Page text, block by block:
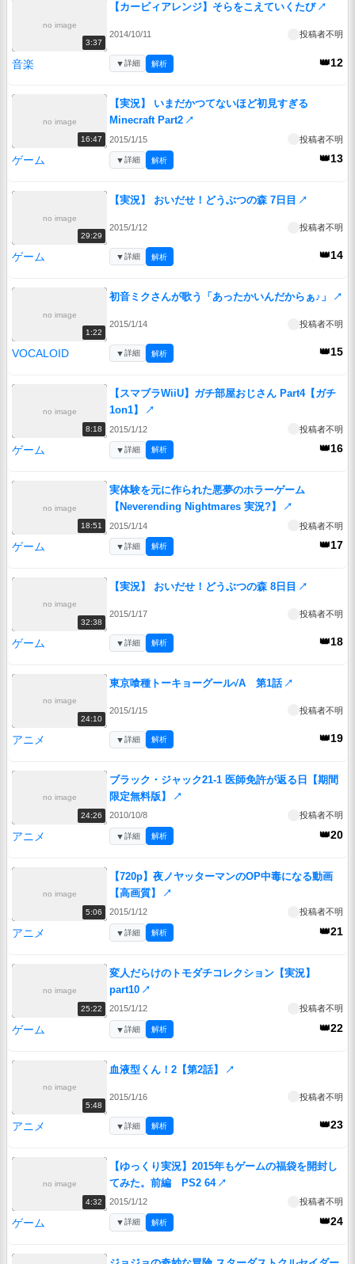
no image
3:37
【カービィアレンジ】そらをこえていくたび ↗
2014/10/11 投稿者不明
音楽 👑12
▼詳細 解析
no image
16:47
【実況】 いまだかつてないほど初見すぎる
Minecraft Part2 ↗
2015/1/15 投稿者不明
ゲーム 👑13
▼詳細 解析
no image
29:29
【実況】 おいだせ！どうぶつの森 7日目 ↗
2015/1/12 投稿者不明
ゲーム 👑14
▼詳細 解析
no image
1:22
初音ミクさんが歌う「あったかいんだからぁ♪」 ↗
2015/1/14 投稿者不明
VOCALOID 👑15
▼詳細 解析
no image
8:18
【スマブラWiiU】ガチ部屋おじさん Part4【ガチ
1on1】
↗
2015/1/12 投稿者不明
ゲーム 👑16
▼詳細 解析
no image
18:51
実体験を元に作られた悪夢のホラーゲーム
【Neverending Nightmares 実況?】
↗
2015/1/14 投稿者不明
ゲーム 👑17
▼詳細 解析
no image
32:38
【実況】 おいだせ！どうぶつの森 8日目 ↗
2015/1/17 投稿者不明
ゲーム 👑18
▼詳細 解析
no image
24:10
東京喰種トーキョーグール√A 第1話 ↗
2015/1/15 投稿者不明
アニメ 👑19
▼詳細 解析
no image
24:26
ブラック・ジャック21-1 医師免許が返る日【期間
限定無料版】
↗
2010/10/8 投稿者不明
アニメ 👑20
▼詳細 解析
no image
5:06
【720p】夜ノヤッターマンのOP中毒になる動画
【高画質】
↗
2015/1/12 投稿者不明
アニメ 👑21
▼詳細 解析
no image
25:22
変人だらけのトモダチコレクション【実況】
part10 ↗
2015/1/12 投稿者不明
ゲーム 👑22
▼詳細 解析
no image
5:48
血液型くん！2【第2話】 ↗
2015/1/16 投稿者不明
アニメ 👑23
▼詳細 解析
no image
4:32
【ゆっくり実況】2015年もゲームの福袋を開封し
てみた。前編 PS2 64 ↗
2015/1/12 投稿者不明
ゲーム 👑24
▼詳細 解析